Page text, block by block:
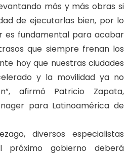
más y más obras si
de ejecutarlas bien, por lo
es fundamental para acabar
que siempre frenan los
hoy que nuestras ciudades
y la movilidad ya no
afirmó Patricio Zapata,
para Latinoamérica de
diversos especialistas
gobierno deberá